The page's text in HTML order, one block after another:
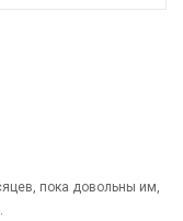
пока довольны им,